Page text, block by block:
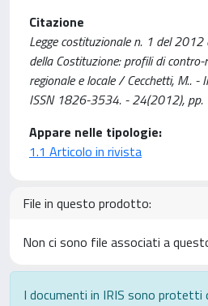
Citazione
Legge costituzionale n. 1 del
della Costituzione: profili di
regionale e locale / Cecchetti, M.. -
ISSN 1826-3534. - 24(2012), pp.
Appare nelle tipologie:
1.1 Articolo in rivista
File in questo prodotto:
Non ci sono file associati a
I documenti in IRIS sono